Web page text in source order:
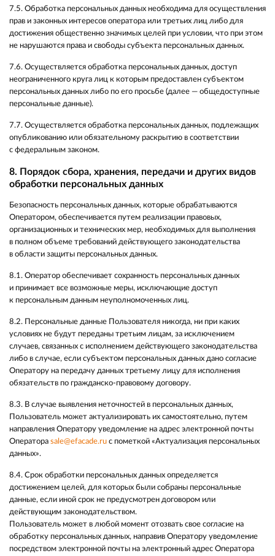
7.5. Обработка персональных данных необходима для осуществления
прав и законных интересов оператора или третьих лиц либо для
достижения общественно значимых целей при условии, что при этом
не нарушаются права и свободы субъекта персональных данных.
7.6. Осуществляется обработка персональных данных, доступ
неограниченного круга лиц к которым предоставлен субъектом
персональных данных либо по его просьбе (далее — общедоступные
персональные данные).
7.7. Осуществляется обработка персональных данных, подлежащих
опубликованию или обязательному раскрытию в соответствии
с федеральным законом.
8. Порядок сбора, хранения, передачи и других видов
обработки персональных данных
Безопасность персональных данных, которые обрабатываются
Оператором, обеспечивается путем реализации правовых,
организационных и технических мер, необходимых для выполнения
в полном объеме требований действующего законодательства
в области защиты персональных данных.
8.1. Оператор обеспечивает сохранность персональных данных
и принимает все возможные меры, исключающие доступ
к персональным данным неуполномоченных лиц.
8.2. Персональные данные Пользователя никогда, ни при каких
условиях не будут переданы третьим лицам, за исключением
случаев, связанных с исполнением действующего законодательства
либо в случае, если субъектом персональных данных дано согласие
Оператору на передачу данных третьему лицу для исполнения
обязательств по гражданско-правовому договору.
8.3. В случае выявления неточностей в персональных данных,
Пользователь может актуализировать их самостоятельно, путем
направления Оператору уведомление на адрес электронной почты
Оператора sale@efacade.ru с пометкой «Актуализация персональных
данных».
8.4. Срок обработки персональных данных определяется
достижением целей, для которых были собраны персональные
данные, если иной срок не предусмотрен договором или
действующим законодательством.
Пользователь может в любой момент отозвать свое согласие на
обработку персональных данных, направив Оператору уведомление
посредством электронной почты на электронный адрес Оператора